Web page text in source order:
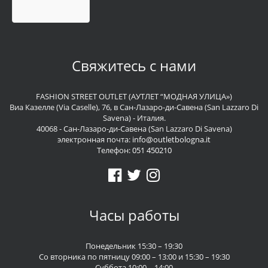
Свяжитесь с нами
FASHION STREET OUTLET (АУТЛЕТ “МОДНАЯ УЛИЦА»)
Виа Казелле (Via Caselle), 76, в Сан-Лазаро-ди-Савена (San Lazzaro Di
Savena) - Италия.
40068 - Сан-Лазаро-ди-Савена (San Lazzaro Di Savena)
электронная почта: info@outletbologna.it
Телефон:051 450210
Часы работы
Понедельник 15:30 – 19:30
Со вторника по пятницу 09:00 – 13:00 и 15:30 – 19:30